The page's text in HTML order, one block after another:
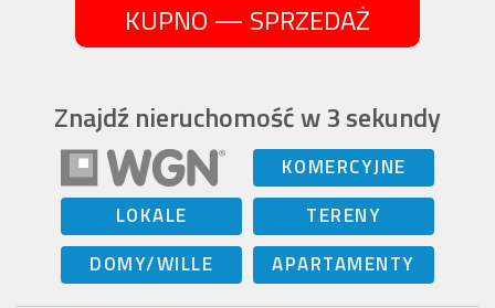
KUPNO — SPRZEDAŻ
Znajdź nieruchomość w 3 sekundy
KOMERCYJNE
LOKALE
TERENY
DOMY/WILLE
APARTAMENTY